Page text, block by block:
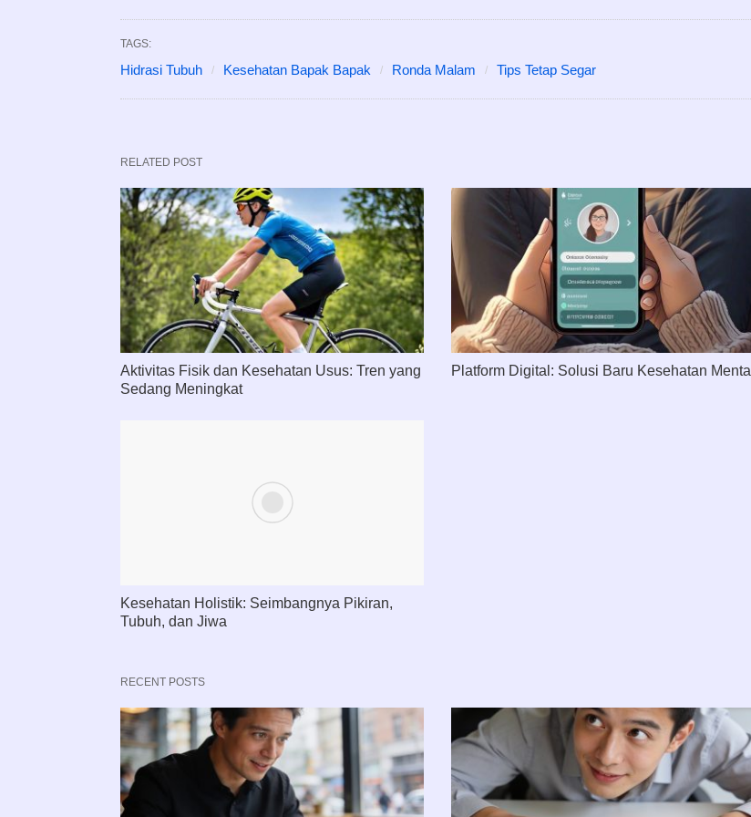
TAGS:
Hidrasi Tubuh Kesehatan Bapak Bapak Ronda Malam Tips Tetap Segar
RELATED POST
Aktivitas Fisik dan Kesehatan Usus: Tren yang
Sedang Meningkat
Platform Digital: Solusi Baru Kesehatan Mental
Kesehatan Holistik: Seimbangnya Pikiran,
Tubuh, dan Jiwa
RECENT POSTS